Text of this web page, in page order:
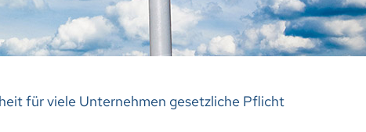
für viele Unternehmen gesetzliche Pflicht